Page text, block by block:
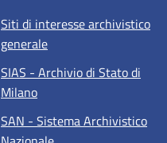
Siti di interesse archivistico
generale
SIAS - Archivio di Stato di
Milano
SAN - Sistema Archivistico